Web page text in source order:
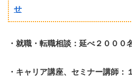
せ
・就職・転職相談：延べ２０００
・キャリア講座、セミナー講師：